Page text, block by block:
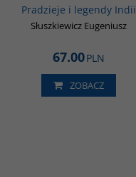
Pradzieje i legendy Indii
Słuszkiewicz Eugeniusz
67.00PLN
ZOBACZ